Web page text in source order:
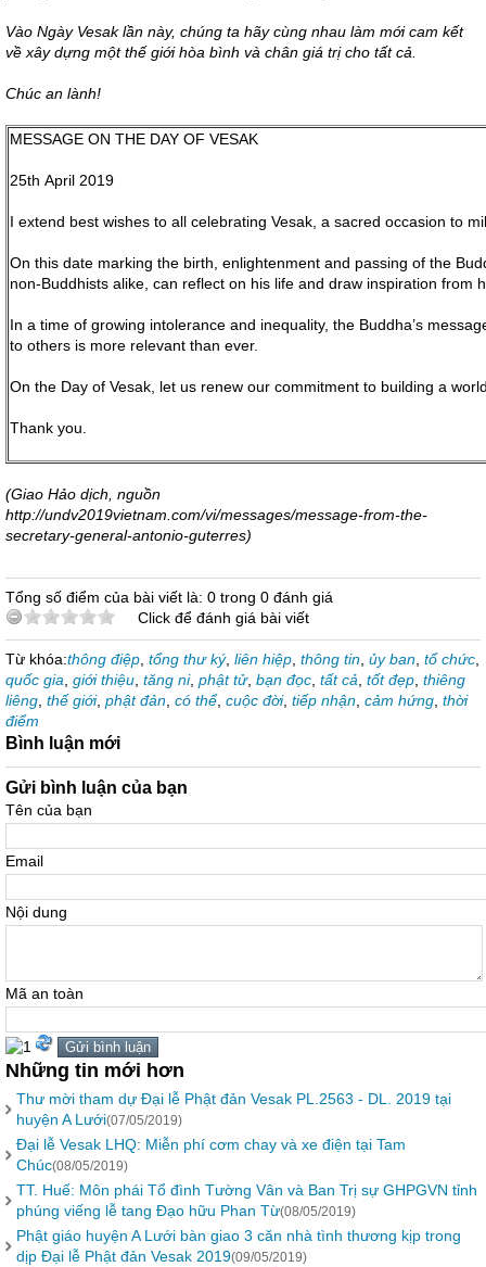
Vào Ngày Vesak lần này, chúng ta hãy cùng nhau làm mới cam kết
về xây dựng một thế giới hòa bình và chân giá trị cho tất cả.
Chúc an lành!
MESSAGE ON THE DAY OF VESAK
25th April 2019
I extend best wishes to all celebrating Vesak, a sacred occasion to
On this date marking the birth, enlightenment and passing of the
non-Buddhists alike, can reflect on his life and draw inspiration from
In a time of growing intolerance and inequality, the Buddha’s
to others is more relevant than ever.
On the Day of Vesak, let us renew our commitment to building a
Thank you.
(Giao Hảo dịch, nguồn
http://undv2019vietnam.com/vi/messages/message-from-the-
secretary-general-antonio-guterres)
Tổng số điểm của bài viết là: 0 trong 0 đánh giá
Click để đánh giá bài viết
Từ khóa:thông điệp tổng thư ký, liên hiệp thông tin ủy ban tổ chức
quốc gia giới thiệu tăng ni, phật tử, bạn đọc tất cả tốt đẹp thiêng
liêng thế giới, phật đản có thể, cuộc đời, tiếp nhận cảm hứng thời
điểm
Bình luận mới
Gửi bình luận của bạn
Tên của bạn
Email
Nội dung
Mã an toàn
Những tin mới hơn
Thư mời tham dự Đại lễ Phật đản Vesak PL.2563 - DL. 2019 tại
huyện A Lưới(07/05/2019)
Đại lễ Vesak LHQ: Miễn phí cơm chay và xe điện tại Tam
Chúc(08/05/2019)
TT. Huế: Môn phái Tổ đình Tường Vân và Ban Trị sự GHPGVN tỉnh
phúng viếng lễ tang Đạo hữu Phan Từ(08/05/2019)
Phật giáo huyện A Lưới bàn giao 3 căn nhà tình thương kịp trong
dịp Đại lễ Phật đản Vesak 2019(09/05/2019)